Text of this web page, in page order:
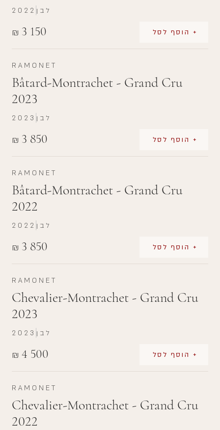
₪ 3 150 + הוסף לסל
2022 לבן
RAMONET
Bâtard-Montrachet - Grand Cru
2023
₪ 3 850 + הוסף לסל
2023 לבן
RAMONET
Bâtard-Montrachet - Grand Cru
2022
₪ 3 850 + הוסף לסל
2022 לבן
RAMONET
Chevalier-Montrachet - Grand Cru
2023
₪ 4 500 + הוסף לסל
2023 לבן
RAMONET
Chevalier-Montrachet - Grand Cru
2022